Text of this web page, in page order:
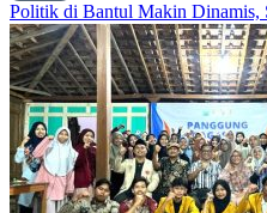
Politik di Bantul Makin Dinamis,